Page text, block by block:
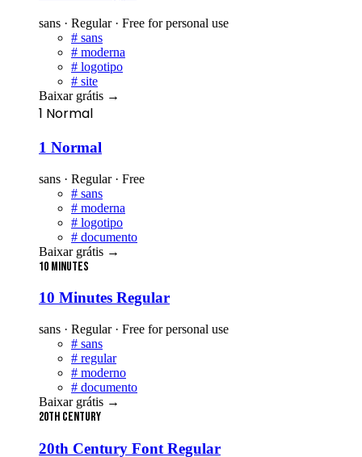
sans · Regular · Free for personal use
# sans
# moderna
# logotipo
# site
Baixar grátis →
1 Normal
1 Normal
sans · Regular · Free
# sans
# moderna
# logotipo
# documento
Baixar grátis →
10 Minutes
10 Minutes Regular
sans · Regular · Free for personal use
# sans
# regular
# moderno
# documento
Baixar grátis →
20th Century
20th Century Font Regular